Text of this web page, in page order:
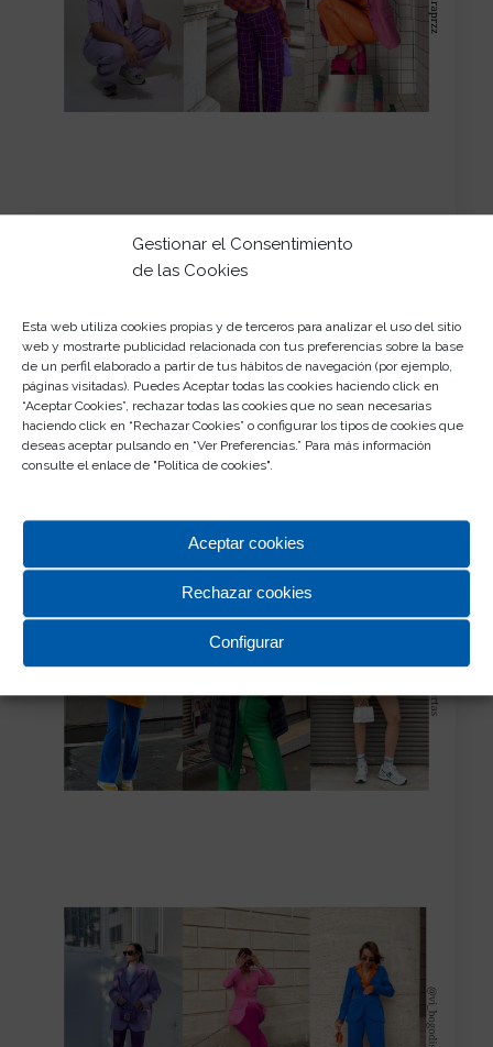
Gestionar el Consentimiento
de las Cookies
Esta web utiliza cookies propias y de terceros para analizar el uso del sitio
web y mostrarte publicidad relacionada con tus preferencias sobre la base
de un perfil elaborado a partir de tus hábitos de navegación (por ejemplo,
páginas visitadas). Puedes Aceptar todas las cookies haciendo click en
“Aceptar Cookies”, rechazar todas las cookies que no sean necesarias
haciendo click en “Rechazar Cookies” o configurar los tipos de cookies que
deseas aceptar pulsando en “Ver Preferencias.” Para más información
consulte el enlace de "Política de cookies".
Aceptar cookies
Rechazar cookies
Configurar